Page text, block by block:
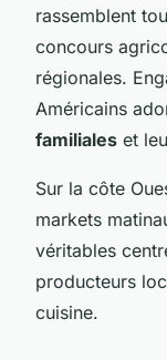
rassemblent
concours
régionales.
Américains
familiales et
Sur la côte
markets
véritables
producteurs
cuisine.